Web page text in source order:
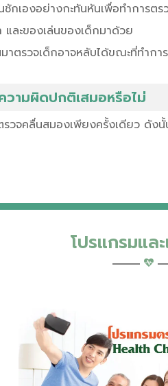
เองอย่างกะทันหันเพื่อทำการต
ละของเล่นของเด็กมาด้วย
าตรวจเด็กอาจหลับได้ขณะที่ทำก
ามผิดปกติเสมอหรือไม่
วจคลื่นสมองเพียงครั้งเดียว ดัง
โปรแกรมแล